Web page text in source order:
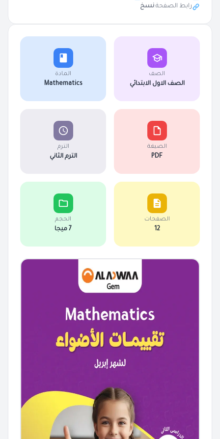
رابط الصفحة:نسخ
الصف
الصف الاول الابتدائي
المادة
Mathematics
الصيغة
PDF
الترم
الترم الثاني
الصفحات
12
الحجم
7 ميجا